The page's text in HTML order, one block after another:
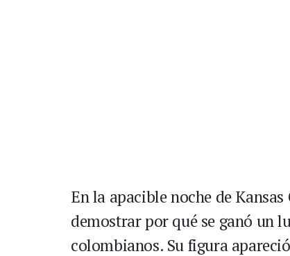
En la apacible noche de
demostrar por qué se ganó un
colombianos. Su figura